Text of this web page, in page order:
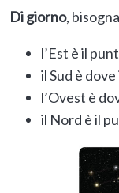
Di giorno,
l’Est è il
il Sud è
l’Ovest è
il Nord è il